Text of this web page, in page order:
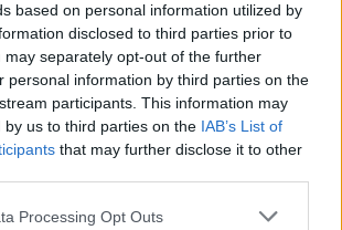
based on personal information utilized by
disclosed to third parties prior to
may separately opt-out of the further
personal information by third parties on the
participants. This information may
by us to third parties on the IAB’s List of
that may further disclose it to other
website/app uses one or more Google
Processing Opt Outs
# ADÁSRÉSZLETEK #BRUTÁLIS